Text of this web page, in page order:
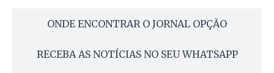
ONDE ENCONTRAR O JORNAL OPÇÃO
RECEBA AS NOTÍCIAS NO SEU WHATSAPP